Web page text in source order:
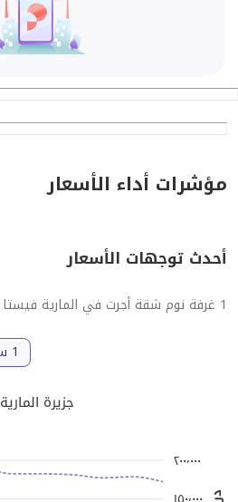
مؤشرات أداء الأسعار
أحدث توجهات الأسعار
1 غرفة نوم شقة أجرت في المارية فيستا و جزيرة المارية
1 سنة
٢٠٠٬٠٠٠
جزيرة المارية